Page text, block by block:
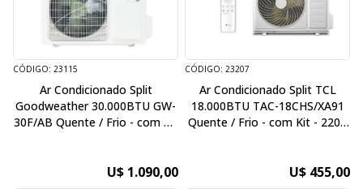
CÓDIGO: 23115
Ar Condicionado Split
Goodweather 30.000BTU GW-
30F/AB Quente / Frio - com Kit
U$ 1.090,00
CÓDIGO: 23207
Ar Condicionado Split TCL
18.000BTU TAC-18CHS/XA91
Quente / Frio - com Kit - 220V
U$ 455,00